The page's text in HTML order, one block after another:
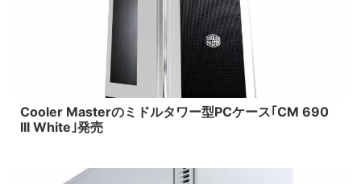
Cooler Masterのミドルタワー型PCケース｢CM 690
III White｣発売